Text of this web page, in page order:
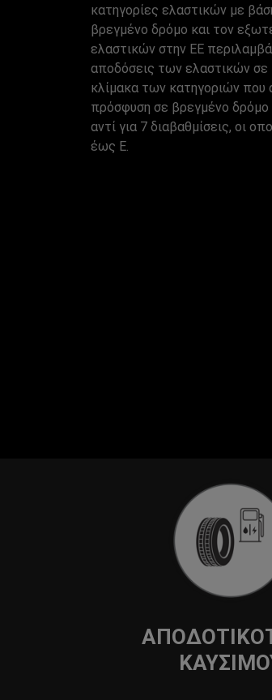
κατηγορίες ελαστικών με
βρεγμένο δρόμο και τον
ελαστικών στην ΕΕ
αποδόσεις των ελαστικών σε
κλίμακα των κατηγοριών που
πρόσφυση σε βρεγμένο δρόμο
αντί για 7 διαβαθμίσεις, οι
έως E.